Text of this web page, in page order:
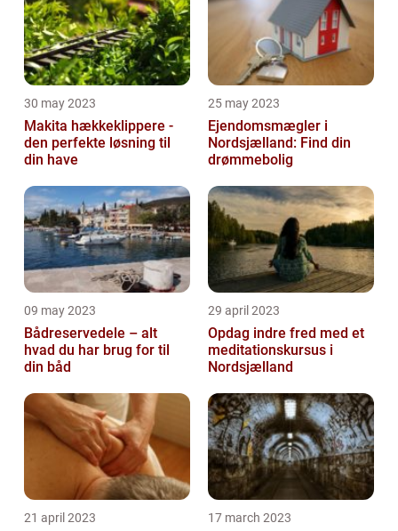
30 may 2023
Makita hækkeklippere -
den perfekte løsning til
din have
25 may 2023
Ejendomsmægler i
Nordsjælland: Find din
drømmebolig
09 may 2023
Bådreservedele – alt
hvad du har brug for til
din båd
29 april 2023
Opdag indre fred med et
meditationskursus i
Nordsjælland
21 april 2023 17 march 2023